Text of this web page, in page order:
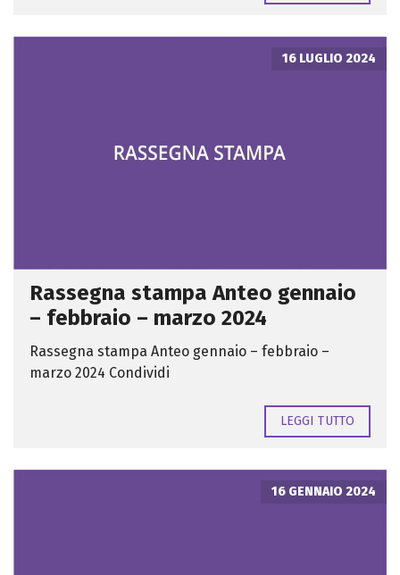
16 LUGLIO 2024
Rassegna stampa Anteo gennaio
– febbraio – marzo 2024
Rassegna stampa Anteo gennaio – febbraio –
marzo 2024 Condividi
LEGGI TUTTO
16 GENNAIO 2024